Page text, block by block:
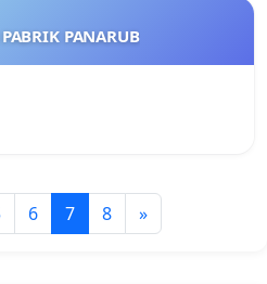
PANARUB
6 7 8 »